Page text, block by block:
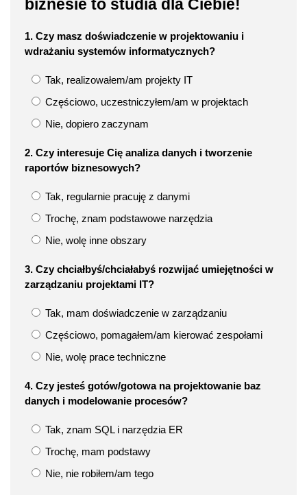
biznesie to studia dla Ciebie!
1. Czy masz doświadczenie w projektowaniu i
wdrażaniu systemów informatycznych?
Tak, realizowałem/am projekty IT
Częściowo, uczestniczyłem/am w projektach
Nie, dopiero zaczynam
2. Czy interesuje Cię analiza danych i tworzenie
raportów biznesowych?
Tak, regularnie pracuję z danymi
Trochę, znam podstawowe narzędzia
Nie, wolę inne obszary
3. Czy chciałbyś/chciałabyś rozwijać umiejętności w
zarządzaniu projektami IT?
Tak, mam doświadczenie w zarządzaniu
Częściowo, pomagałem/am kierować zespołami
Nie, wolę prace techniczne
4. Czy jesteś gotów/gotowa na projektowanie baz
danych i modelowanie procesów?
Tak, znam SQL i narzędzia ER
Trochę, mam podstawy
Nie, nie robiłem/am tego